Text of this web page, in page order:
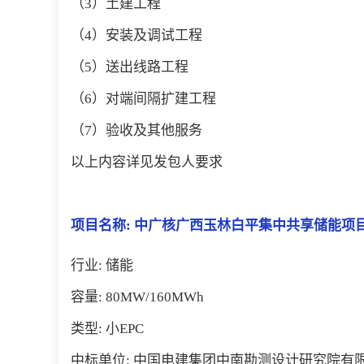
（3）土建工程
（4）安装及调试工程
（5）送出线路工程
（6）对端间隔扩建工程
（7）验收及其他服务
以上内容详见发包人要求
项目名称: 中广核广西玉林白平集中共享储能项
行业: 储能
容量: 80MW/160MWh
类型: 小EPC
中标单位: 中国电建集团中南勘测设计研究院有